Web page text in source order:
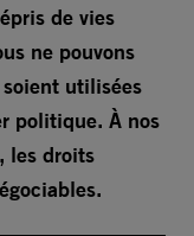
de vies
ne pouvons
utilisées
politique. À nos
les droits